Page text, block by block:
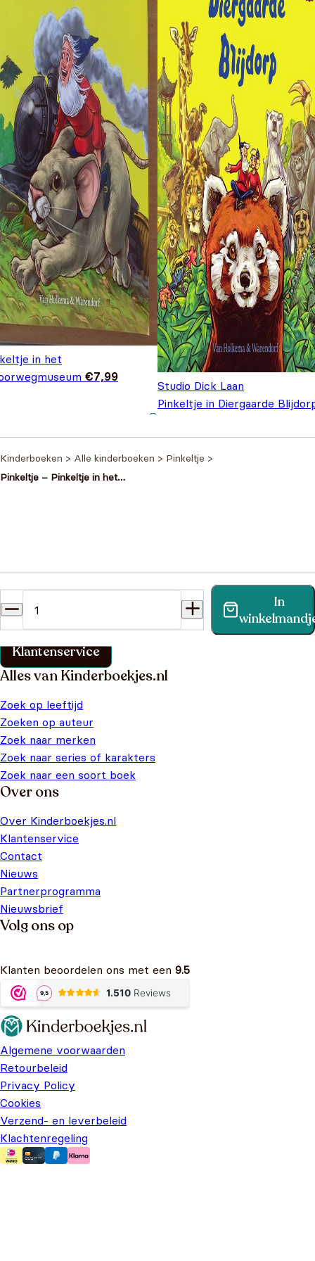
in het
€7,99
Studio Dick Laan
Pinkeltje in Diergaarde
Kinderboeken > Alle kinderboeken > Pinkeltje >
Pinkeltje – Pinkeltje in het
In
Vind binnen no-time antwoord op je vraag op onze
klantenservice pagina.
Klantenservice
Alles van Kinderboekjes.nl
Zoek op leeftijd
Zoeken op auteur
Zoek naar merken
Zoek naar series of karakters
Zoek naar een soort boek
Over ons
Over Kinderboekjes.nl
Klantenservice
Contact
Nieuws
Partnerprogramma
Nieuwsbrief
Volg ons op
Klanten beoordelen ons met een 9.5
Algemene voorwaarden
Retourbeleid
Privacy Policy
Cookies
Verzend- en leverbeleid
Klachtenregeling